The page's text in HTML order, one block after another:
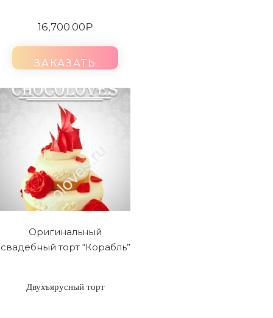
16,700.00₽
ЗАКАЗАТЬ
Оригинальный
свадебный торт “Корабль”
Двухъярусный торт